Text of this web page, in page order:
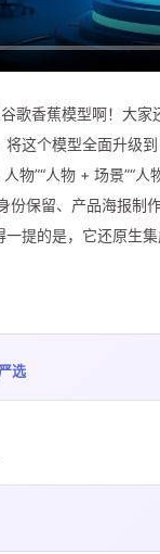
歌香蕉模型啊！大
将这个模型全面升级
物”“人物 + 场景”“
保留、产品海报制
一提的是，它还原生
选